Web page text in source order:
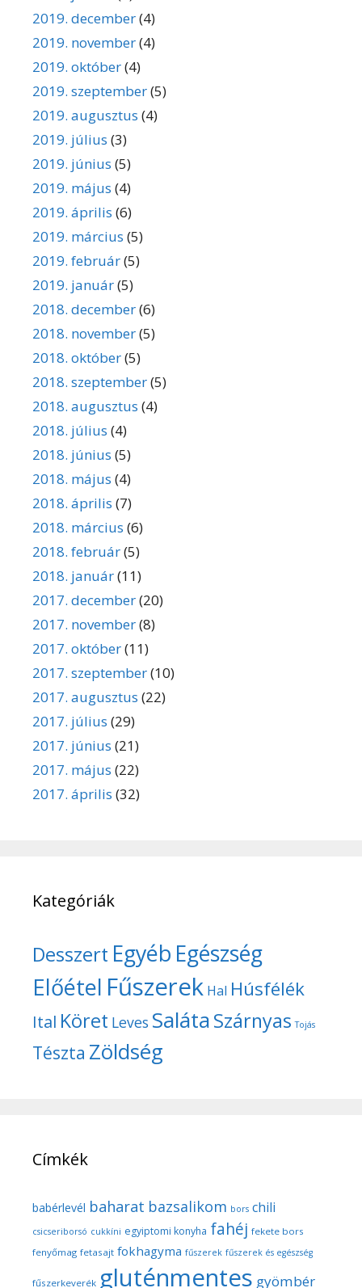
2019. december(4)
2019. november(4)
2019. október(4)
2019. szeptember(5)
2019. augusztus (4)
2019. július (3)
2019. június (5)
2019. május (4)
2019. április (6)
2019. március (5)
2019. február(5)
2019. január(5)
2018. december(6)
2018. november(5)
2018. október(5)
2018. szeptember(5)
2018. augusztus (4)
2018. július (4)
2018. június (5)
2018. május (4)
2018. április (7)
2018. március (6)
2018. február(5)
2018. január(11)
2017. december(20)
2017. november(8)
2017. október(11)
2017. szeptember(10)
2017. augusztus (22)
2017. július (29)
2017. június (21)
2017. május (22)
2017. április (32)
Kategóriák
Desszert Egyéb Egészség
Előétel Fűszerek Hal Húsfélék
Ital Köret Leves SalátaSzárnyas Tojás
Tészta Zöldség
Címkék
babérlevél baharat bazsalikom bors chili
csicseriborsó cukkíni egyiptomi konyha fahéj fekete bors
fenyőmag fetasajt fokhagyma fűszerek fűszerek és egészség
fűszerkeverék gluténmentes gyömbér